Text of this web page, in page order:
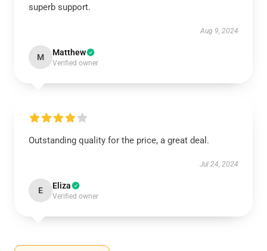
superb support.
Aug 9, 2024
M Matthew
Verified owner
Outstanding quality for the price, a great deal.
Jul 24, 2024
E Eliza
Verified owner